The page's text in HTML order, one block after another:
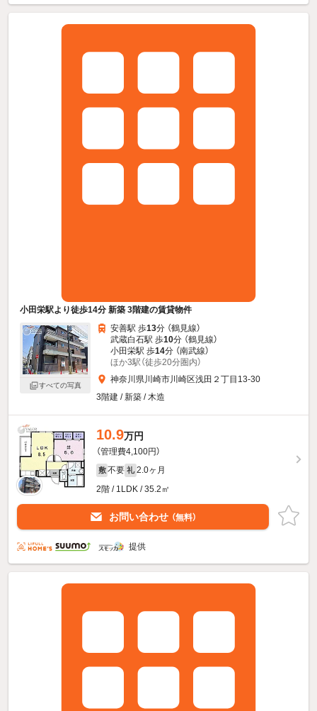
小田栄駅より徒歩14分 新築 3階建の賃貸物件
すべての写真
安善駅 歩13分 （鶴見線）
武蔵白石駅 歩10分 （鶴見線）
小田栄駅 歩14分 （南武線）
ほか3駅（徒歩20分圏内）
神奈川県川崎市川崎区浅田２丁目13-30
3階建 / 新築 / 木造
10.9万円
（管理費4,100円）
敷 不要 礼 2.0ヶ月
2階 / 1LDK / 35.2㎡
お問い合わせ （無料）
提供